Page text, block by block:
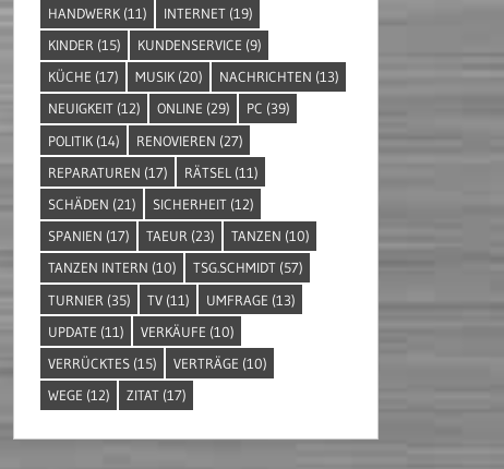
HANDWERK(11) INTERNET(19)
KINDER (15) KUNDENSERVICE (9)
KÜCHE (17) MUSIK(20) NACHRICHTEN (13)
NEUIGKEIT(12) ONLINE (29) PC (39)
POLITIK(14) RENOVIEREN (27)
REPARATUREN (17) RÄTSEL (11)
SCHÄDEN (21) SICHERHEIT(12)
SPANIEN (17) TAEUR(23) TANZEN (10)
TANZEN INTERN (10) TSG.SCHMIDT(57)
TURNIER (35) TV(11) UMFRAGE (13)
UPDATE (11) VERKÄUFE (10)
VERRÜCKTES(15) VERTRÄGE (10)
WEGE (12) ZITAT(17)